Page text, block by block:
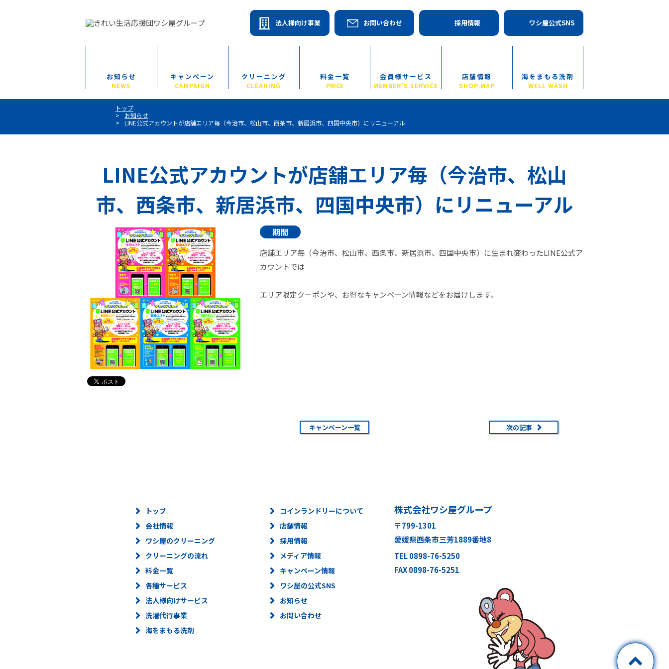
法人様向け事業 お問い合わせ 採用情報 ワシ屋公式SNS
お知らせ
NEWS
キャンペーン
CAMPAIGN
クリーニング
CLEANING
料金一覧
PRICE
会員様サービス
MEMBER’S SERVICE
店舗情報
SHOP MAP
海をまもる洗剤
WELL WASH
トップ
お知らせ
LINE公式アカウントが店舗エリア毎（今治市、松山市、西条市、新居浜市、四国中央市）にリニューアル
LINE公式アカウントが店舗エリア毎（今治市、松山
市、西条市、新居浜市、四国中央市）にリニューアル
期間
店舗エリア毎（今治市、松山市、西条市、新居浜市、四国中央市）に生まれ変わったLINE公式ア
カウントでは
エリア限定クーポンや、お得なキャンペーン情報などをお届けします。
キャンペーン一覧 次の記事
トップ
会社情報
ワシ屋のクリーニング
クリーニングの流れ
料金一覧
各種サービス
法人様向けサービス
洗濯代行事業
海をまもる洗剤
コインランドリーについて
店舗情報
採用情報
メディア情報
キャンペーン情報
ワシ屋の公式SNS
お知らせ
お問い合わせ
株式会社ワシ屋グループ
〒799-1301
愛媛県西条市三芳1889番地8
TEL 0898-76-5250
FAX 0898-76-5251